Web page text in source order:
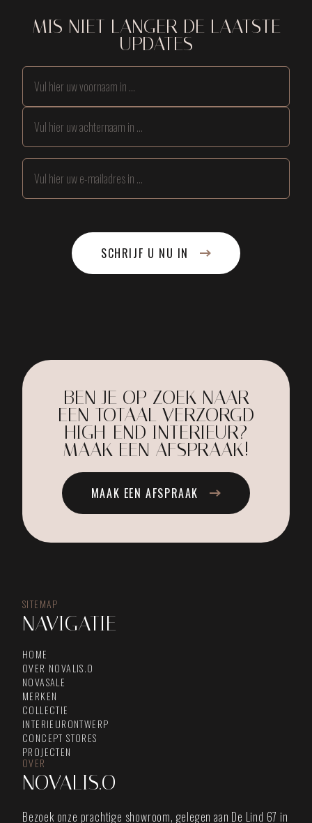
MIS NIET LANGER DE LAATSTE
UPDATES
SCHRIJF U NU IN
BEN JE OP ZOEK NAAR
EEN TOTAAL VERZORGD
HIGH-END INTERIEUR?
MAAK EEN AFSPRAAK!
MAAK EEN AFSPRAAK
SITEMAP
NAVIGATIE
HOME
OVER NOVALIS.O
NOVASALE
MERKEN
COLLECTIE
INTERIEURONTWERP
CONCEPT STORES
PROJECTEN
OVER
NOVALIS.O
Bezoek onze prachtige showroom, gelegen aan De Lind 67 in